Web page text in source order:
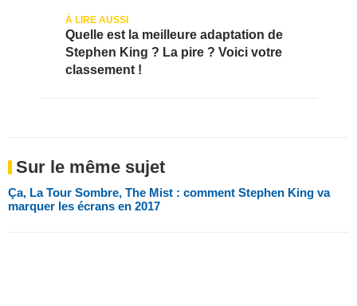
Quelle est la meilleure adaptation de
Stephen King ? La pire ? Voici votre
classement !
Sur le même sujet
Ça, La Tour Sombre, The Mist : comment Stephen King va
marquer les écrans en 2017